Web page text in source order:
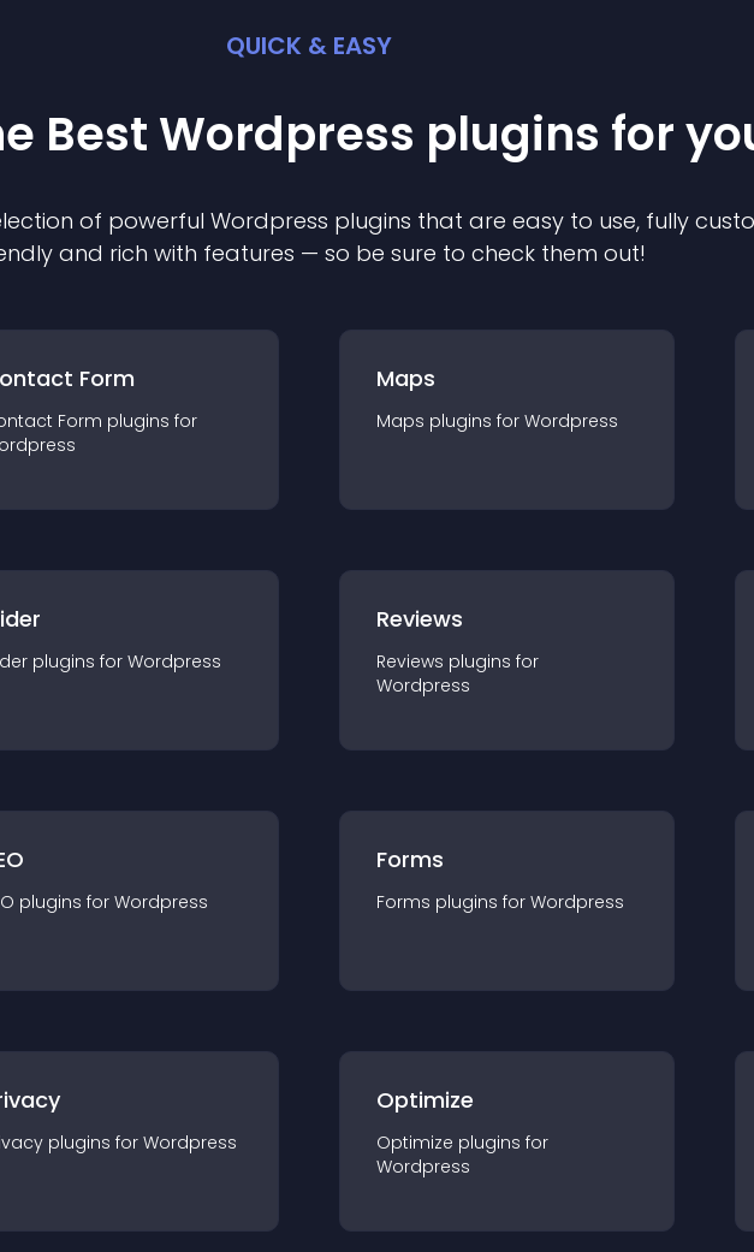
QUICK & EASY
Best Wordpress plugins for
of powerful Wordpress plugins that are easy to use, fully
and rich with features — so be sure to check them out!
Form
Form plugins for
Maps
Maps plugins for Wordpress
plugins for Wordpress
Reviews
Reviews plugins for
Wordpress
plugins for Wordpress
Forms
Forms plugins for Wordpress
plugins for Wordpress
Optimize
Optimize plugins for
Wordpress